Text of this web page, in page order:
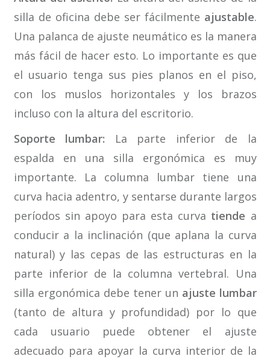
silla de oficina debe ser fácilmente ajustable.
Una palanca de ajuste neumático es la manera
más fácil de hacer esto. Lo importante es que
el usuario tenga sus pies planos en el piso,
con los muslos horizontales y los brazos
incluso con la altura del escritorio.
Soporte lumbar: La parte inferior de la
espalda en una silla ergonómica es muy
importante. La columna lumbar tiene una
curva hacia adentro, y sentarse durante largos
períodos sin apoyo para esta curva tiende a
conducir a la inclinación (que aplana la curva
natural) y las cepas de las estructuras en la
parte inferior de la columna vertebral. Una
silla ergonómica debe tener un ajuste lumbar
(tanto de altura y profundidad) por lo que
cada usuario puede obtener el ajuste
adecuado para apoyar la curva interior de la